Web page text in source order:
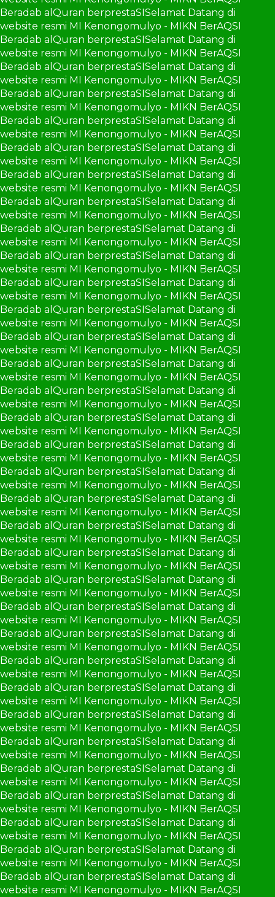
Beradab alQuran berprestaSISelamat Datang di
website resmi MI Kenongomulyo - MIKN BerAQSI
Beradab alQuran berprestaSISelamat Datang di
website resmi MI Kenongomulyo - MIKN BerAQSI
Beradab alQuran berprestaSISelamat Datang di
website resmi MI Kenongomulyo - MIKN BerAQSI
Beradab alQuran berprestaSISelamat Datang di
website resmi MI Kenongomulyo - MIKN BerAQSI
Beradab alQuran berprestaSISelamat Datang di
website resmi MI Kenongomulyo - MIKN BerAQSI
Beradab alQuran berprestaSISelamat Datang di
website resmi MI Kenongomulyo - MIKN BerAQSI
Beradab alQuran berprestaSISelamat Datang di
website resmi MI Kenongomulyo - MIKN BerAQSI
Beradab alQuran berprestaSISelamat Datang di
website resmi MI Kenongomulyo - MIKN BerAQSI
Beradab alQuran berprestaSISelamat Datang di
website resmi MI Kenongomulyo - MIKN BerAQSI
Beradab alQuran berprestaSISelamat Datang di
website resmi MI Kenongomulyo - MIKN BerAQSI
Beradab alQuran berprestaSISelamat Datang di
website resmi MI Kenongomulyo - MIKN BerAQSI
Beradab alQuran berprestaSISelamat Datang di
website resmi MI Kenongomulyo - MIKN BerAQSI
Beradab alQuran berprestaSISelamat Datang di
website resmi MI Kenongomulyo - MIKN BerAQSI
Beradab alQuran berprestaSISelamat Datang di
website resmi MI Kenongomulyo - MIKN BerAQSI
Beradab alQuran berprestaSISelamat Datang di
website resmi MI Kenongomulyo - MIKN BerAQSI
Beradab alQuran berprestaSISelamat Datang di
website resmi MI Kenongomulyo - MIKN BerAQSI
Beradab alQuran berprestaSISelamat Datang di
website resmi MI Kenongomulyo - MIKN BerAQSI
Beradab alQuran berprestaSISelamat Datang di
website resmi MI Kenongomulyo - MIKN BerAQSI
Beradab alQuran berprestaSISelamat Datang di
website resmi MI Kenongomulyo - MIKN BerAQSI
Beradab alQuran berprestaSISelamat Datang di
website resmi MI Kenongomulyo - MIKN BerAQSI
Beradab alQuran berprestaSISelamat Datang di
website resmi MI Kenongomulyo - MIKN BerAQSI
Beradab alQuran berprestaSISelamat Datang di
website resmi MI Kenongomulyo - MIKN BerAQSI
Beradab alQuran berprestaSISelamat Datang di
website resmi MI Kenongomulyo - MIKN BerAQSI
Beradab alQuran berprestaSISelamat Datang di
website resmi MI Kenongomulyo - MIKN BerAQSI
Beradab alQuran berprestaSISelamat Datang di
website resmi MI Kenongomulyo - MIKN BerAQSI
Beradab alQuran berprestaSISelamat Datang di
website resmi MI Kenongomulyo - MIKN BerAQSI
Beradab alQuran berprestaSISelamat Datang di
website resmi MI Kenongomulyo - MIKN BerAQSI
Beradab alQuran berprestaSISelamat Datang di
website resmi MI Kenongomulyo - MIKN BerAQSI
Beradab alQuran berprestaSISelamat Datang di
website resmi MI Kenongomulyo - MIKN BerAQSI
Beradab alQuran berprestaSISelamat Datang di
website resmi MI Kenongomulyo - MIKN BerAQSI
Beradab alQuran berprestaSISelamat Datang di
website resmi MI Kenongomulyo - MIKN BerAQSI
Beradab alQuran berprestaSISelamat Datang di
website resmi MI Kenongomulyo - MIKN BerAQSI
Beradab alQuran berprestaSISelamat Datang di
website resmi MI Kenongomulyo - MIKN BerAQSI